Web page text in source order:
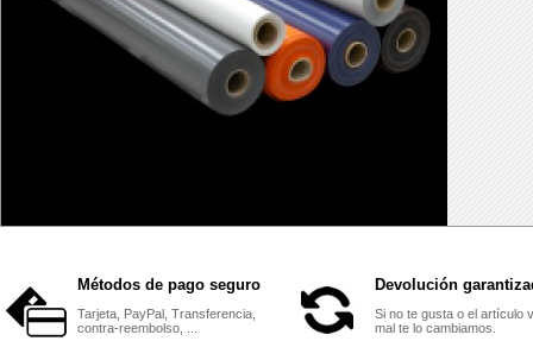
Métodos de pago seguro
Tarjeta, PayPal, Transferencia,
contra-reembolso, ...
Devolución
Si no te gusta o el artículo
mal te lo cambiamos.